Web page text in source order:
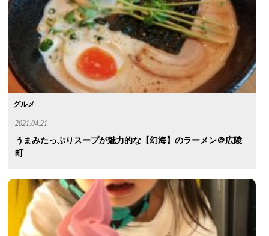
グルメ
2021.04.21
うまみたっぷりスープが魅力的な【幻海】のラーメン＠広陵
町